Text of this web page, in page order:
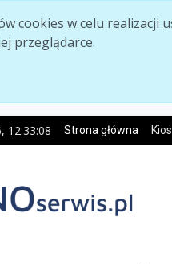
cookies w celu realizacji
przeglądarce.
12:33:09 Strona główna